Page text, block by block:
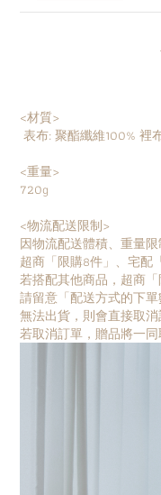
<材質>
表布: 聚酯纖維100% 裡
<重量>
720g
<物流配送限制>
因物流配送體積、重量限
超商「限購8件」、宅配
若搭配其他商品，超商
請留意「配送方式的下
無法出貨，則會直接取
若取消訂單，贈品將一